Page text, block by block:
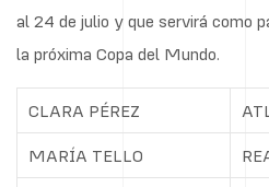
al 24 de julio y que servirá como
la próxima Copa del Mundo.
CLARA PÉREZ
MARÍA TELLO